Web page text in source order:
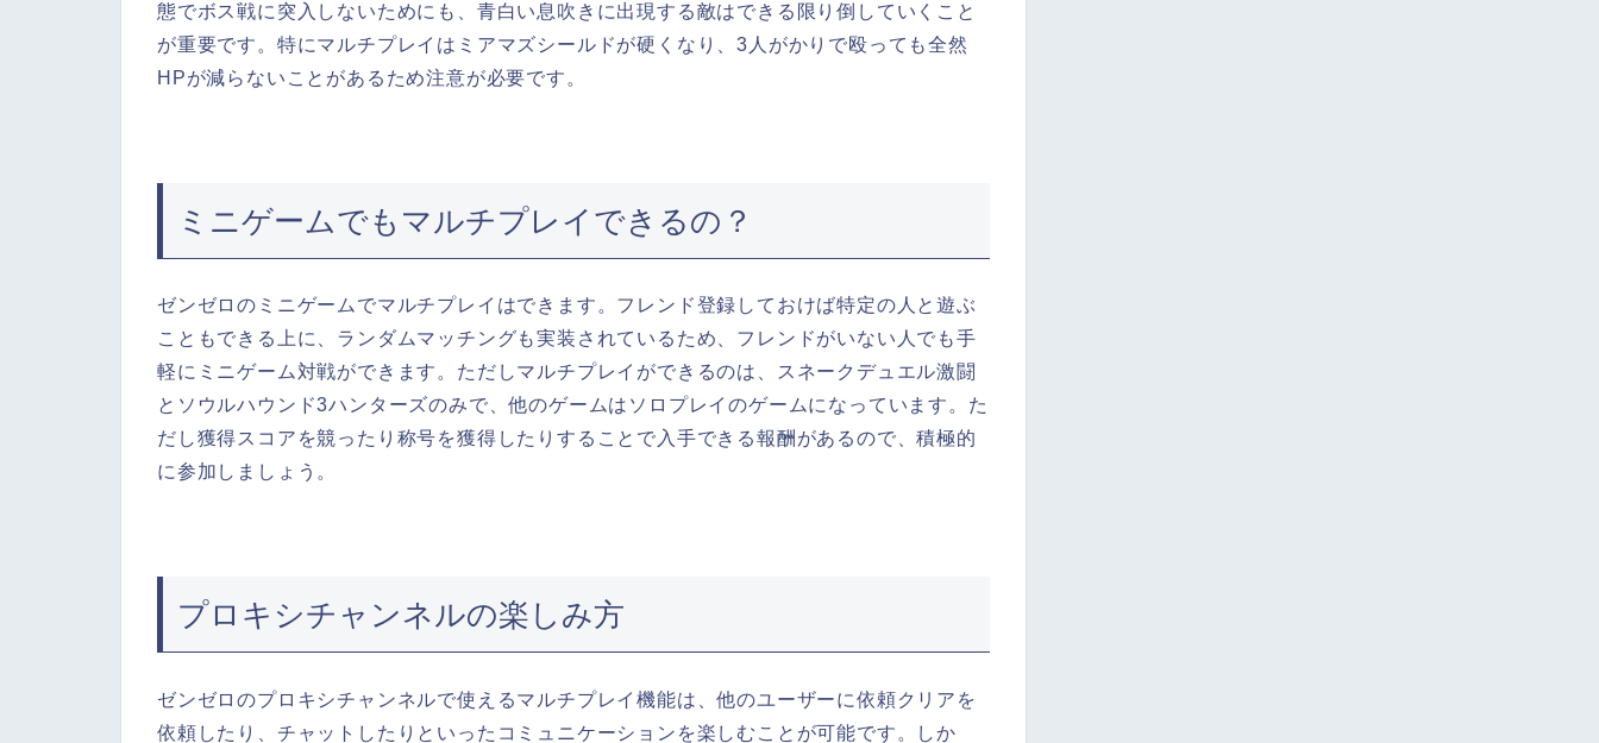
態でボス戦に突入しないためにも、青白い息吹きに出現する敵はできる限り倒していくこと
が重要です。特にマルチプレイはミアマズシールドが硬くなり、3人がかりで殴っても全然
HPが減らないことがあるため注意が必要です。
ミニゲームでもマルチプレイできるの？
ゼンゼロのミニゲームでマルチプレイはできます。フレンド登録しておけば特定の人と遊ぶ
こともできる上に、ランダムマッチングも実装されているため、フレンドがいない人でも手
軽にミニゲーム対戦ができます。ただしマルチプレイができるのは、スネークデュエル激闘
とソウルハウンド3ハンターズのみで、他のゲームはソロプレイのゲームになっています。た
だし獲得スコアを競ったり称号を獲得したりすることで入手できる報酬があるので、積極的
に参加しましょう。
プロキシチャンネルの楽しみ方
ゼンゼロのプロキシチャンネルで使えるマルチプレイ機能は、他のユーザーに依頼クリアを
依頼したり、チャットしたりといったコミュニケーションを楽しむことが可能です。しか